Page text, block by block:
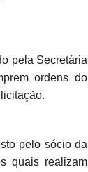
pela Secretária
ordens do
pelo sócio da
quais realizam